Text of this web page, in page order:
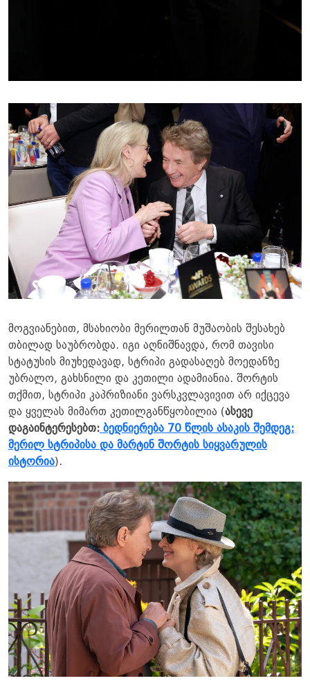
მოგვიანებით, მსახიობი მერილთან მუშაობის შესახებ
თბილად საუბრობდა. იგი აღნიშნავდა, რომ თავისი
სტატუსის მიუხედავად, სტრიპი გადასაღებ მოედანზე
უბრალო, გახსნილი და კეთილი ადამიანია. შორტის
თქმით, სტრიპი კაპრიზიანი ვარსკვლავივით არ იქცევა
და ყველას მიმართ კეთილგანწყობილია (ასევე
დაგაინტერესებთ: ბედნიერება 70 წლის ასაკის შემდეგ:
მერილ სტრიპისა და მარტინ შორტის სიყვარულის
ისტორია).